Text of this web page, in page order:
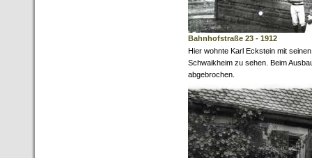
Bahnhofstraße 23 - 1912
Hier wohnte Karl Eckstein mit
Schwaikheim zu sehen. Beim
abgebrochen.